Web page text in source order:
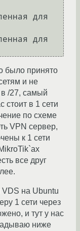
для
для
было принято
и не
/27, самый
в 1 сети
по схеме
VPN сервер,
к 1 сети
все друг
на Ubuntu
1 сети через
и тут у нас
ниже